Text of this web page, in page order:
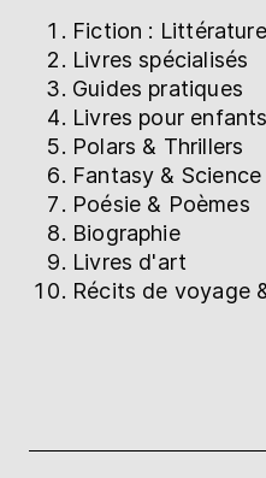
Fiction :
Livres spécialisés
Guides pratiques
Livres pour
Polars & Thrillers
Fantasy &
Poésie & Poèmes
Biographie
Livres d'art
Récits de voyage